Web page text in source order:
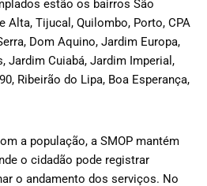
estão os bairros São
Alta, Tijucal, Quilombo, Porto, CPA
Dom Aquino, Jardim Europa,
Jardim Cuiabá, Jardim Imperial,
Ribeirão do Lipa, Boa Esperança,
a população, a SMOP mantém
o cidadão pode registrar
o andamento dos serviços. No